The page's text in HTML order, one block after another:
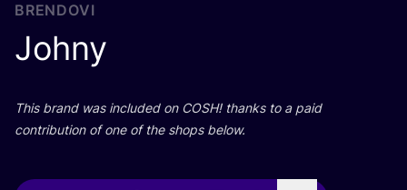
BRENDOVI
Johny
This brand was inclu­ded on COSH! than­ks to a paid
con­tri­bu­ti­on of one of the shops below.